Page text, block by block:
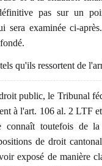
pas sur un
sera examinée ci-
qu'ils ressortent de
public, le Tribunal
à l'art. 106 al. 2 LTF
toutefois de
de droit
exposé de manière